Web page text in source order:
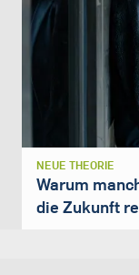
NEUE THEORIE
Warum
die Zukunft